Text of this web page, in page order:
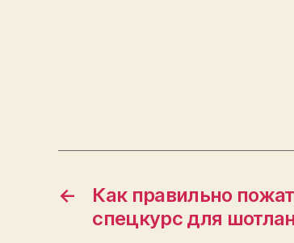
←
Как правильно
спецкурс для